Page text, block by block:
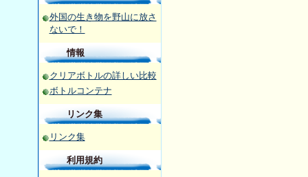
外国の生き物を野山に放さ
ないで！
情報
クリアボトルの詳しい比較
ボトルコンテナ
リンク集
リンク集
利用規約